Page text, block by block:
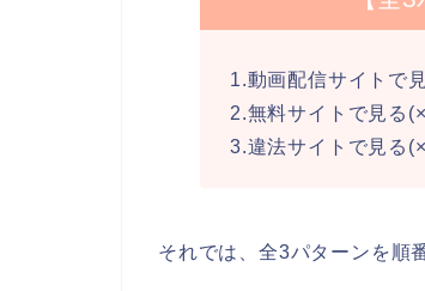
1.動画配信サイトで
2.無料サイトで見る
3.違法サイトで見る
それでは、全3パターンを順